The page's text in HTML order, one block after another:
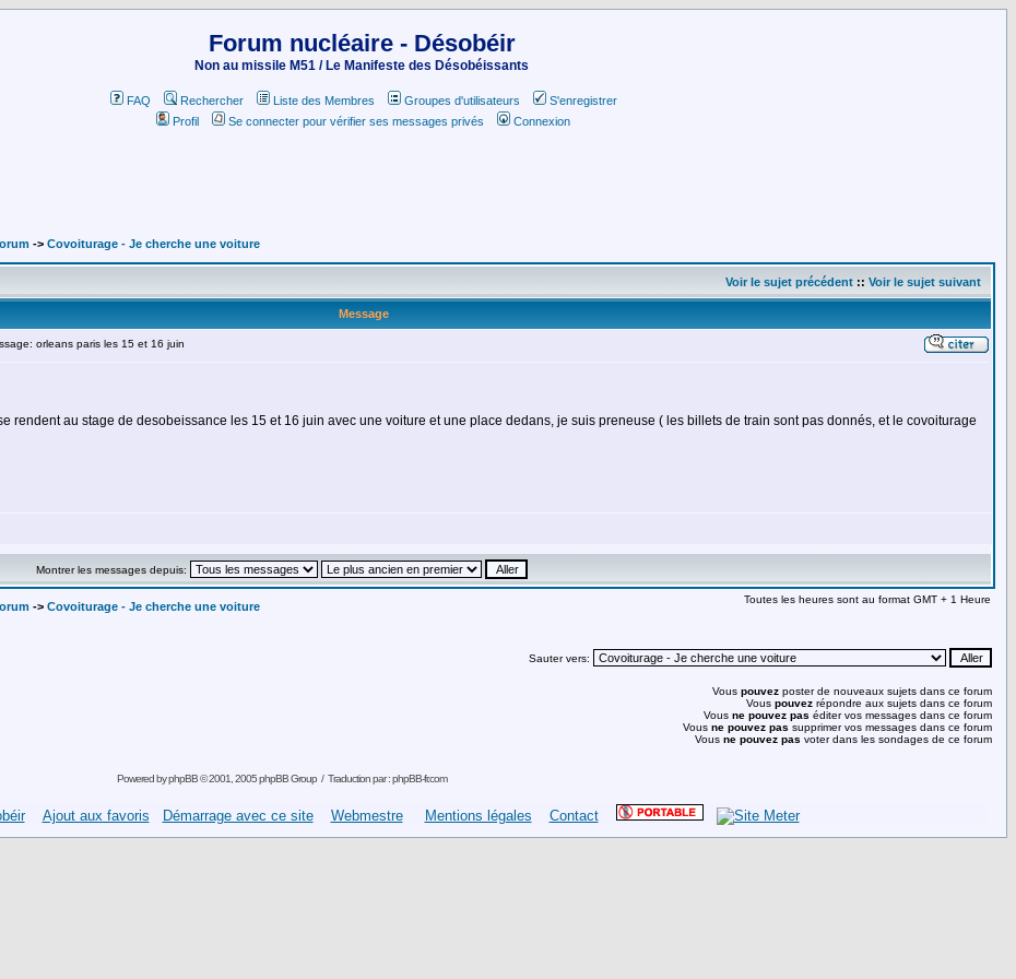
Forum nucléaire - Désobéir
Non au missile M51 / Le Manifeste des Désobéissants
FAQ Rechercher Liste des Membres Groupes d'utilisateurs
S'enregistrer
Profil
Se connecter pour vérifier ses messages privés Connexion
-> Covoiturage - Je cherche une voiture
Voir le sujet précédent :: Voir le sujet suivant
Message
orleans paris les 15 et 16 juin
rendent au stage de desobeissance les 15 et 16 juin avec une voiture et une place dedans, je suis preneuse ( les billets de train sont pas donnés, et le covoiturage
Montrer les messages depuis:
-> Covoiturage - Je cherche une voiture
Toutes les heures sont au format GMT + 1 Heure
Sauter vers:
Vous pouvez poster de nouveaux sujets dans ce forum
Vous pouvez répondre aux sujets dans ce forum
Vous ne pouvez pas éditer vos messages dans ce forum
Vous ne pouvez pas supprimer vos messages dans ce forum
Vous ne pouvez pas voter dans les sondages de ce forum
Powered byphpBB© 2001, 2005 phpBB Group / Traduction par :phpBB-fr.com
Ajout aux favoris Démarrage avec ce site Webmestre Mentions légales Contact